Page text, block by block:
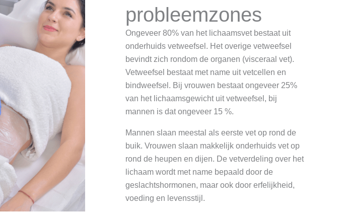
probleemzones
Ongeveer 80% van het lichaamsvet bestaat uit
onderhuids vetweefsel. Het overige vetweefsel
bevindt zich rondom de organen (visceraal vet).
Vetweefsel bestaat met name uit vetcellen en
bindweefsel. Bij vrouwen bestaat ongeveer 25%
van het lichaamsgewicht uit vetweefsel, bij
mannen is dat ongeveer 15 %.
Mannen slaan meestal als eerste vet op rond de
buik. Vrouwen slaan makkelijk onderhuids vet op
rond de heupen en dijen. De vetverdeling over het
lichaam wordt met name bepaald door de
geslachtshormonen, maar ook door erfelijkheid,
voeding en levensstijl.